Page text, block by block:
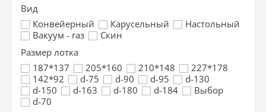
Вид
Конвейерный
Карусельный
Настольный
Вакуум - газ
Скин
Размер лотка
187*137
205*160 210*148
227*178
142*92
d-75 d-90 d-95
d-130
d-150
d-163 d-180 d-184
Выбор
d-70